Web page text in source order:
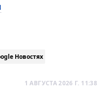
Новостях
1 АВГУСТА 2026 Г. 11:38